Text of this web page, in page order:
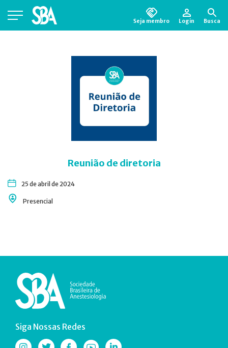
Seja membro Login Busca
Reunião de diretoria
25 de abril de 2024
Presencial
Siga Nossas Redes